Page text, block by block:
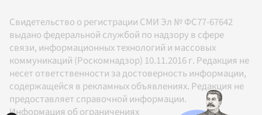
Свидетельство о регистрации СМИ Эл № ФС77-67642
выдано федеральной службой по надзору в сфере
связи, информационных технологий и массовых
коммуникаций (Роскомнадзор) 10.11.2016 г. Редакция не
несет ответственности за достоверность информации,
содержащейся в рекламных объявлениях. Редакция не
предоставляет справочной информации.
Информация об ограничениях